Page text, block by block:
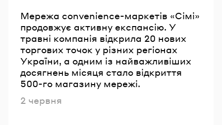
Мережа convenience-маркетів «Сімі»
продовжує активну експансію. У
травні компанія відкрила 20 нових
торгових точок у різних регіонах
України, а одним із найважливіших
досягнень місяця стало відкриття
500-го магазину мережі.
Опубліковано
2 червня